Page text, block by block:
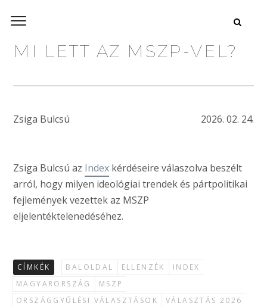
MI LETT AZ MSZP-VEL?
Zsiga Bulcsú 2026. 02. 24.
Zsiga Bulcsú az Index kérdéseire válaszolva beszélt
arról, hogy milyen ideológiai trendek és pártpolitikai
fejlemények vezettek az MSZP
eljelentéktelenedéséhez.
CÍMKÉK BALOLDAL ELLENZÉK
INDEX
MAGYARORSZÁG
MSZP
ORSZÁGGYŰLÉSI VÁLASZTÁSOK
VÁLASZTÁS 2026